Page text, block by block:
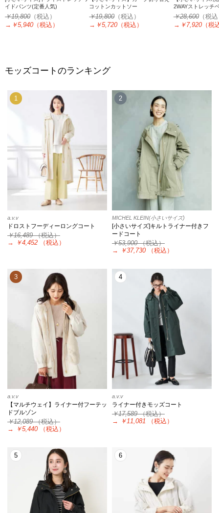
イドパンツ(定番人気)
￥19,800 （税込）
→ ￥5,940 （税込）
コットンカットソー
￥19,800（税込）
→ ￥5,720 （税込）
2WAYストレッチ
￥28,600（税
→ ￥7,920（税
モッズコートのランキング
1
a.v.v
ドロストフーディーロングコート
￥16,489（税込）
→
￥4,452 （税込）
2
MICHEL KLEIN(小さいサイズ)
[小さいサイズ]キルトライナー付きフ
ードコート
￥53,900（税込）
→
￥37,730 （税込）
3
a.v.v
【マルチウェイ】ライナー付フーテッ
ドブルゾン
￥12,089（税込）
→
￥5,440 （税込）
4
a.v.v
ライナー付きモッズコート
￥17,589（税込）
→
￥11,081 （税込）
5 6